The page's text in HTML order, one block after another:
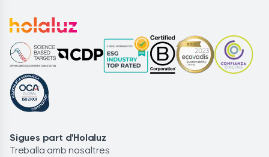
Sigues part d'Holaluz
Treballa amb nosaltres